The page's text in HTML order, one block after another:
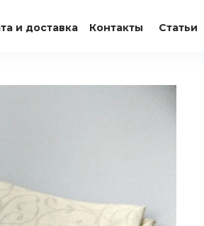
Контакты Статьи
и доставка